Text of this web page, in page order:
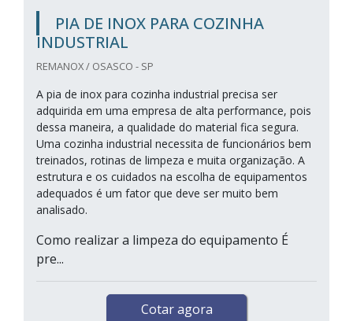
PIA DE INOX PARA COZINHA
INDUSTRIAL
REMANOX / OSASCO - SP
A pia de inox para cozinha industrial precisa ser
adquirida em uma empresa de alta performance, pois
dessa maneira, a qualidade do material fica segura.
Uma cozinha industrial necessita de funcionários bem
treinados, rotinas de limpeza e muita organização. A
estrutura e os cuidados na escolha de equipamentos
adequados é um fator que deve ser muito bem
analisado.
Como realizar a limpeza do equipamento É
pre...
Cotar agora